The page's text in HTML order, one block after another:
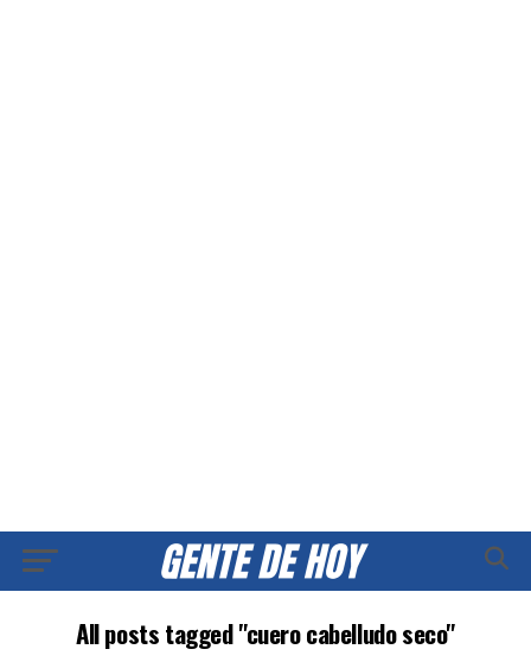
All posts tagged "cuero cabelludo seco"